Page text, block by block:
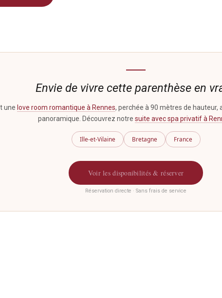
Envie de vivre cette parenthèse en
une love room romantique à Rennes, perchée à 90 mètres de
panoramique. Découvrez notre suite avec spa privatif à
Ille-et-Vilaine Bretagne France
Voir les disponibilités & réserver
Réservation directe · Sans frais de service